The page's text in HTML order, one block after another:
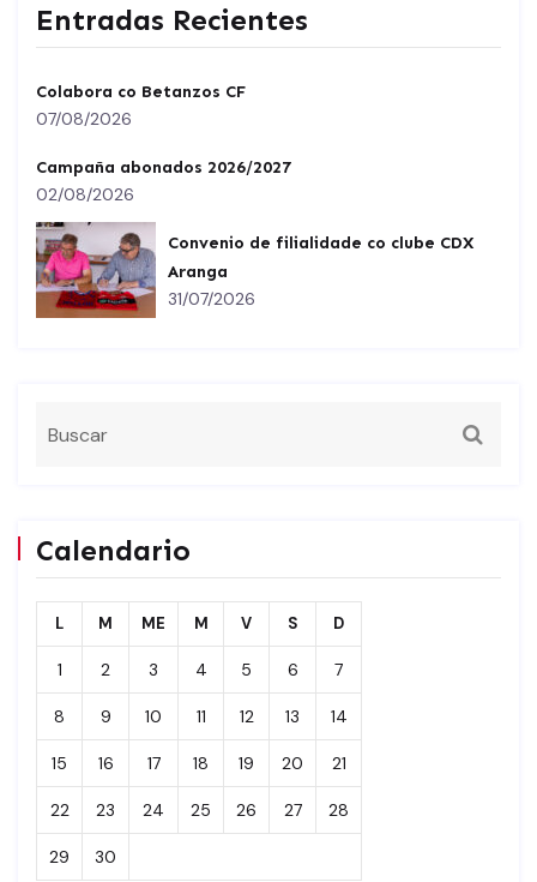
Entradas Recientes
Colabora co Betanzos CF
07/08/2026
Campaña abonados 2026/2027
02/08/2026
Convenio de filialidade co clube CDX
Aranga
31/07/2026
Calendario
L M ME M V S D
1 2 3 4 5 6 7
8 9 10 11 12 13 14
15 16 17 18 19 20 21
22 23 24 25 26 27 28
29 30